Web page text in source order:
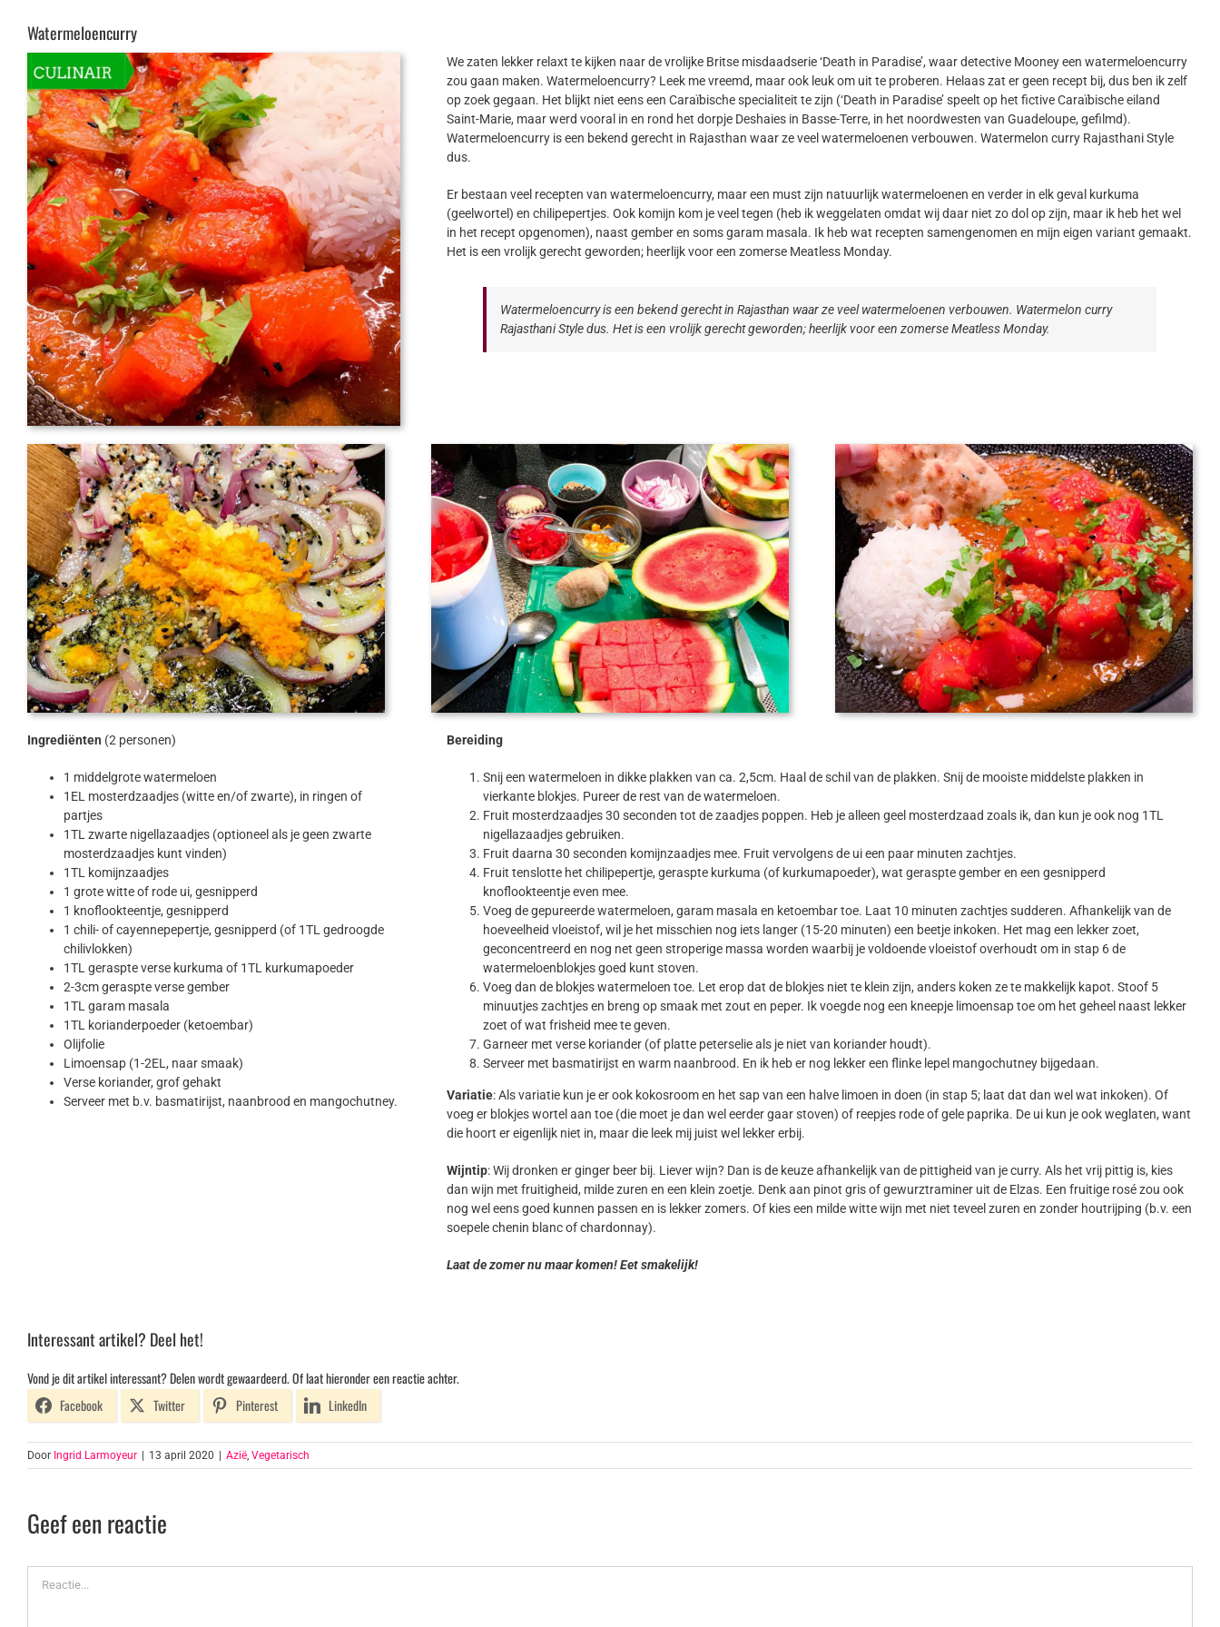
Watermeloencurry
We zaten lekker relaxt te kijken naar de vrolijke Britse misdaadserie ‘Death in Paradise’, waar detective Mooney een watermeloencurry
zou gaan maken. Watermeloencurry? Leek me vreemd, maar ook leuk om uit te proberen. Helaas zat er geen recept bij, dus ben ik zelf
op zoek gegaan. Het blijkt niet eens een Caraïbische specialiteit te zijn (‘Death in Paradise’ speelt op het fictive Caraïbische eiland
Saint-Marie, maar werd vooral in en rond het dorpje Deshaies in Basse-Terre, in het noordwesten van Guadeloupe, gefilmd).
Watermeloencurry is een bekend gerecht in Rajasthan waar ze veel watermeloenen verbouwen. Watermelon curry Rajasthani Style
dus.
Er bestaan veel recepten van watermeloencurry, maar een must zijn natuurlijk watermeloenen en verder in elk geval kurkuma
(geelwortel) en chilipepertjes. Ook komijn kom je veel tegen (heb ik weggelaten omdat wij daar niet zo dol op zijn, maar ik heb het wel
in het recept opgenomen), naast gember en soms garam masala. Ik heb wat recepten samengenomen en mijn eigen variant gemaakt.
Het is een vrolijk gerecht geworden; heerlijk voor een zomerse Meatless Monday.
Watermeloencurry is een bekend gerecht in Rajasthan waar ze veel watermeloenen verbouwen. Watermelon curry
Rajasthani Style dus. Het is een vrolijk gerecht geworden; heerlijk voor een zomerse Meatless Monday.
Ingrediënten (2 personen)
1 middelgrote watermeloen
1EL mosterdzaadjes (witte en/of zwarte), in ringen of
partjes
1TL zwarte nigellazaadjes (optioneel als je geen zwarte
mosterdzaadjes kunt vinden)
1TL komijnzaadjes
1 grote witte of rode ui, gesnipperd
1 knoflookteentje, gesnipperd
1 chili- of cayennepepertje, gesnipperd (of 1TL gedroogde
chilivlokken)
1TL geraspte verse kurkuma of 1TL kurkumapoeder
2-3cm geraspte verse gember
1TL garam masala
1TL korianderpoeder (ketoembar)
Olijfolie
Limoensap (1-2EL, naar smaak)
Verse koriander, grof gehakt
Serveer met b.v. basmatirijst, naanbrood en mangochutney.
Bereiding
Snij een watermeloen in dikke plakken van ca. 2,5cm. Haal de schil van de plakken. Snij de mooiste middelste plakken in
vierkante blokjes. Pureer de rest van de watermeloen.
Fruit mosterdzaadjes 30 seconden tot de zaadjes poppen. Heb je alleen geel mosterdzaad zoals ik, dan kun je ook nog 1TL
nigellazaadjes gebruiken.
Fruit daarna 30 seconden komijnzaadjes mee. Fruit vervolgens de ui een paar minuten zachtjes.
Fruit tenslotte het chilipepertje, geraspte kurkuma (of kurkumapoeder), wat geraspte gember en een gesnipperd
knoflookteentje even mee.
Voeg de gepureerde watermeloen, garam masala en ketoembar toe. Laat 10 minuten zachtjes sudderen. Afhankelijk van de
hoeveelheid vloeistof, wil je het misschien nog iets langer (15-20 minuten) een beetje inkoken. Het mag een lekker zoet,
geconcentreerd en nog net geen stroperige massa worden waarbij je voldoende vloeistof overhoudt om in stap 6 de
watermeloenblokjes goed kunt stoven.
Voeg dan de blokjes watermeloen toe. Let erop dat de blokjes niet te klein zijn, anders koken ze te makkelijk kapot. Stoof 5
minuutjes zachtjes en breng op smaak met zout en peper. Ik voegde nog een kneepje limoensap toe om het geheel naast lekker
zoet of wat frisheid mee te geven.
Garneer met verse koriander (of platte peterselie als je niet van koriander houdt).
Serveer met basmatirijst en warm naanbrood. En ik heb er nog lekker een flinke lepel mangochutney bijgedaan.
Variatie: Als variatie kun je er ook kokosroom en het sap van een halve limoen in doen (in stap 5; laat dat dan wel wat inkoken). Of
voeg er blokjes wortel aan toe (die moet je dan wel eerder gaar stoven) of reepjes rode of gele paprika. De ui kun je ook weglaten, want
die hoort er eigenlijk niet in, maar die leek mij juist wel lekker erbij.
Wijntip: Wij dronken er ginger beer bij. Liever wijn? Dan is de keuze afhankelijk van de pittigheid van je curry. Als het vrij pittig is, kies
dan wijn met fruitigheid, milde zuren en een klein zoetje. Denk aan pinot gris of gewurztraminer uit de Elzas. Een fruitige rosé zou ook
nog wel eens goed kunnen passen en is lekker zomers. Of kies een milde witte wijn met niet teveel zuren en zonder houtrijping (b.v. een
soepele chenin blanc of chardonnay).
Laat de zomer nu maar komen! Eet smakelijk!
Interessant artikel? Deel het!
Vond je dit artikel interessant? Delen wordt gewaardeerd. Of laat hieronder een reactie achter.
Facebook
Twitter Pinterest LinkedIn
Door Ingrid Larmoyeur | 13 april 2020 | Azië Vegetarisch
Geef een reactie